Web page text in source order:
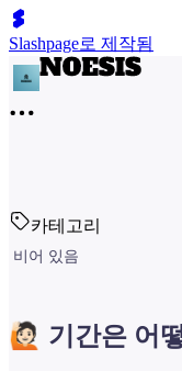
Slashpage로 제작됨
카테고리
비어 있음
🙋🏻 기간은 어